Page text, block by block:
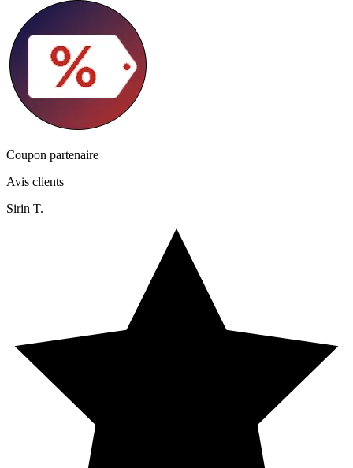
Coupon partenaire
Avis clients
Sirin T.